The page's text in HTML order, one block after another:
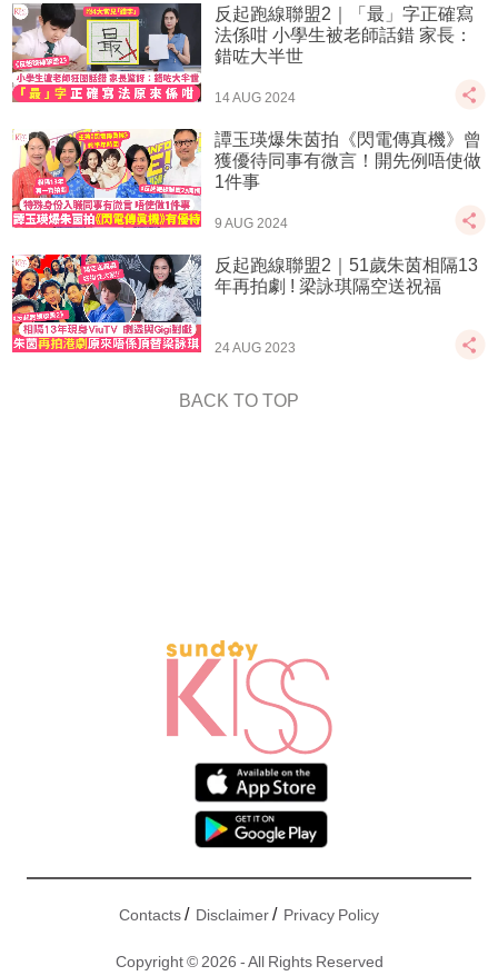
反起跑線聯盟2｜「最」字正確寫
法係咁 小學生被老師話錯 家長：
錯咗大半世
14 AUG 2024
譚玉瑛爆朱茵拍《閃電傳真機》曾
獲優待同事有微言！開先例唔使做
1件事
9 AUG 2024
反起跑線聯盟2｜51歲朱茵相隔13
年再拍劇 ! 梁詠琪隔空送祝福
24 AUG 2023
BACK TO TOP
Contacts/ Disclaimer/ Privacy Policy
Copyright © 2026 - All Rights Reserved